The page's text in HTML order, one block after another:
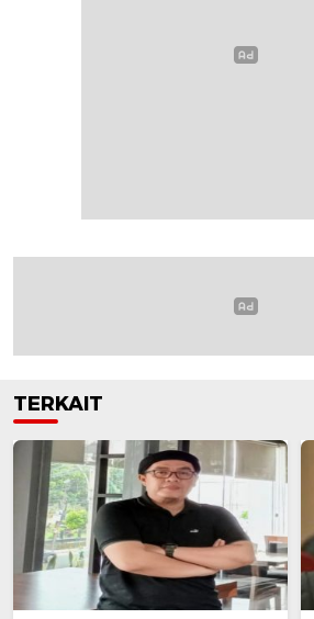
TERKAIT